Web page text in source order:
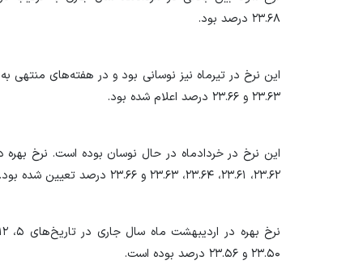
۲۳.۶۸ درصد بود.
۲۳.۶۳ و ۲۳.۶۶ درصد اعلام شده بود.
۲۳.۶۲، ۲۳.۶۱، ۲۳.۶۴، ۲۳.۶۳ و ۲۳.۶۶ درصد تعیین شده بود.
۲۳.۵۰ و ۲۳.۵۶ درصد بوده است.